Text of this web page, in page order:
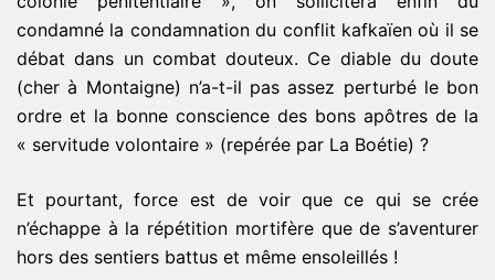
condamné la condamnation du conflit kafkaïen où il se
débat dans un combat douteux. Ce diable du doute
(cher à Montaigne) n’a-t-il pas assez perturbé le bon
ordre et la bonne conscience des bons apôtres de la
« servitude volontaire » (repérée par La Boétie) ?
Et pourtant, force est de voir que ce qui se crée
n’échappe à la répétition mortifère que de s’aventurer
hors des sentiers battus et même ensoleillés !